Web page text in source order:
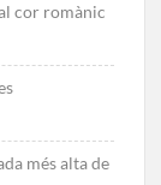
cor romànic
més alta de